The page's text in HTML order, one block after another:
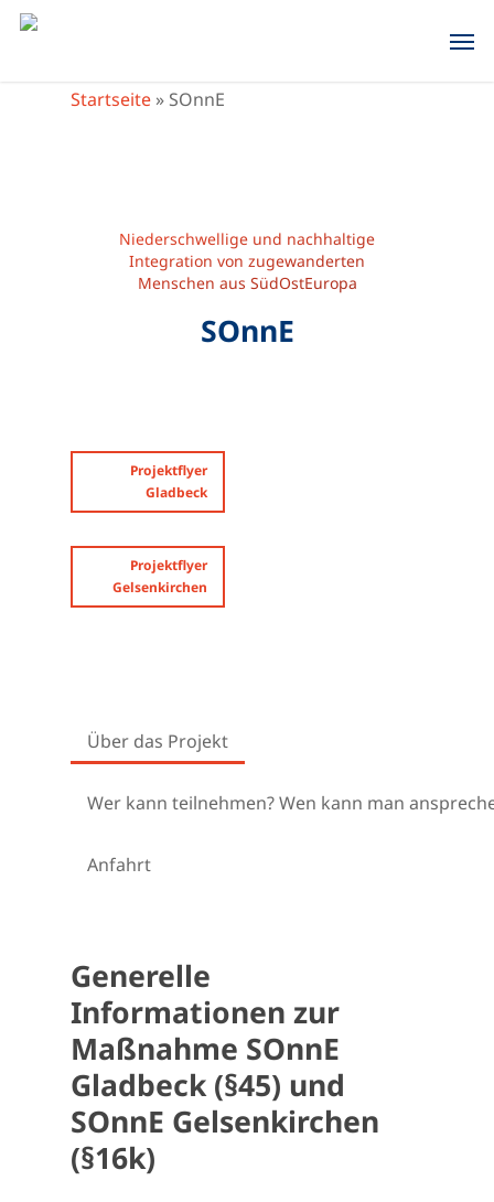
Skip
Startseite » SOnnE
Niederschwellige und nachhaltige
Integration von zugewanderten
Menschen aus SüdOstEuropa
SOnnE
Projektflyer
Gladbeck
Projektflyer
Gelsenkirchen
Über das Projekt
Wer kann teilnehmen? Wen kann man
Anfahrt
Generelle
Informationen zur
Maßnahme SOnnE
Gladbeck (§45) und
SOnnE Gelsenkirchen
(§16k)